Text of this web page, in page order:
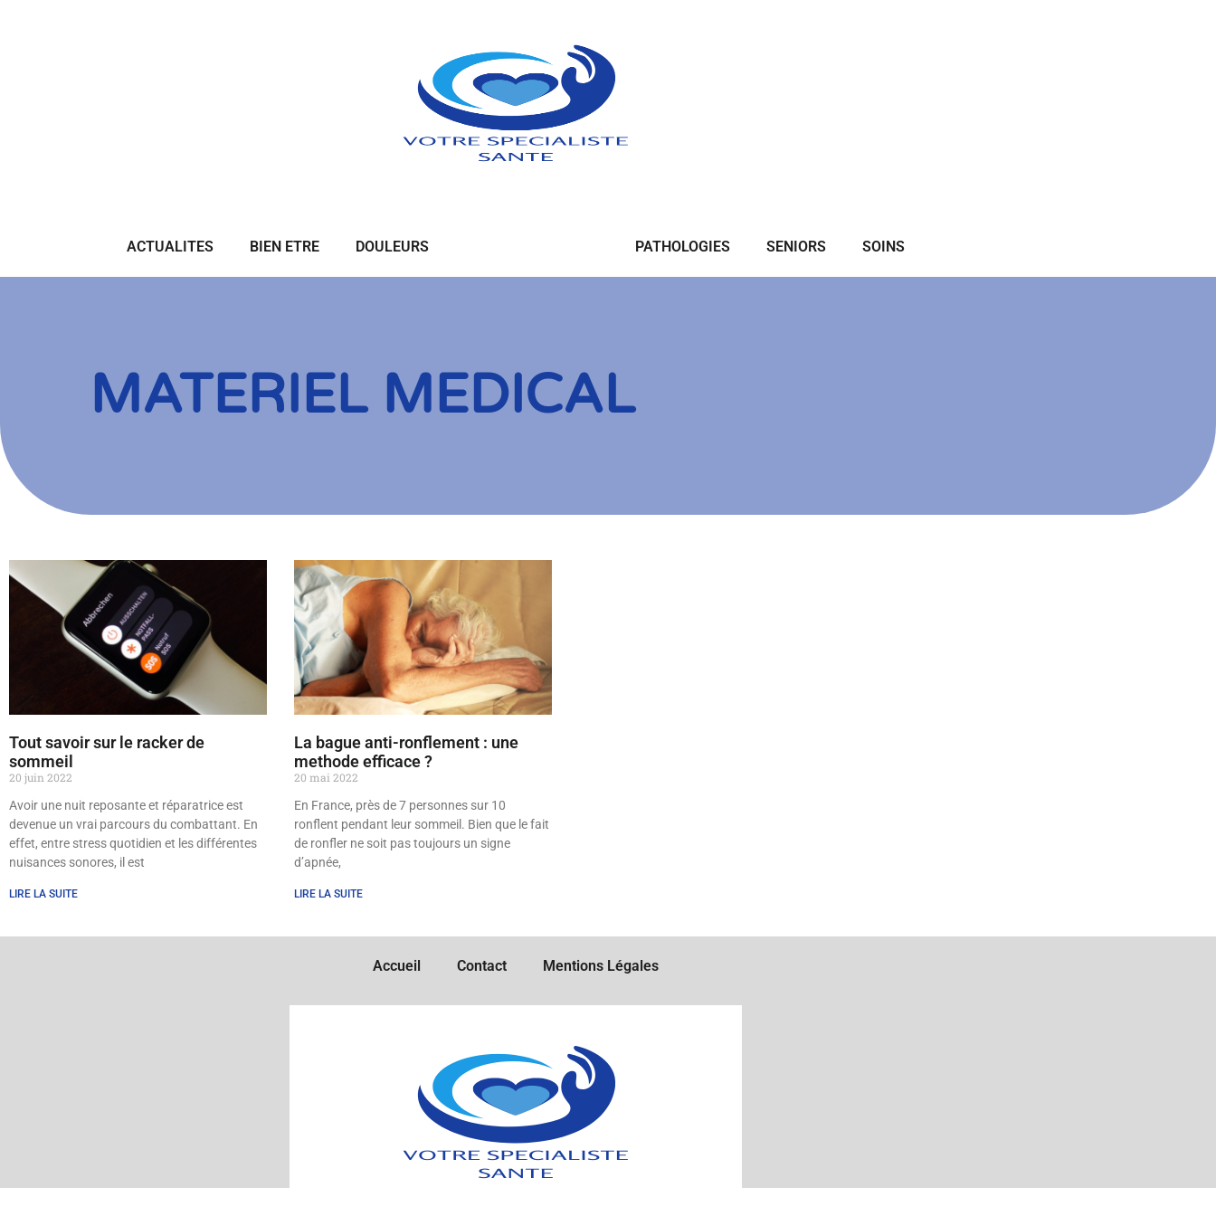
ACTUALITES BIEN ETRE DOULEURS PATHOLOGIES SENIORS SOINS
MATERIEL MEDICAL
Tout savoir sur le racker de
sommeil
20 juin 2022
Avoir une nuit reposante et réparatrice est
devenue un vrai parcours du combattant. En
effet, entre stress quotidien et les différentes
nuisances sonores, il est
LIRE LA SUITE
La bague anti-ronflement : une
methode efficace ?
20 mai 2022
En France, près de 7 personnes sur 10
ronflent pendant leur sommeil. Bien que le fait
de ronfler ne soit pas toujours un signe
d’apnée,
LIRE LA SUITE
Accueil Contact Mentions Légales